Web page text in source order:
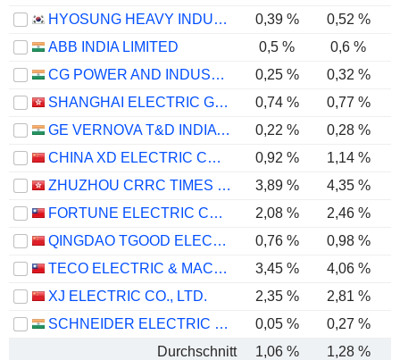
HYOSUNG HEAVY INDUSTRIES CORPORATION
0,39 % 0,52 %
ABB INDIA LIMITED
0,5 % 0,6 %
CG POWER AND INDUSTRIAL SOLUTIONS LIMITED
0,25 % 0,32 %
SHANGHAI ELECTRIC GROUP COMPANY LIMITED
0,74 %
0,77 %
GE VERNOVA T&D INDIA LIMITED
0,22 % 0,28 %
CHINA XD ELECTRIC CO., LTD
0,92 % 1,14 %
ZHUZHOU CRRC TIMES ELECTRIC CO., LTD.
3,89 %
4,35 %
FORTUNE ELECTRIC CO., LTD.
2,08 % 2,46 %
QINGDAO TGOOD ELECTRIC CO., LTD.
0,76 % 0,98 %
TECO ELECTRIC & MACHINERY CO., LTD.
3,45 %
4,06 %
XJ ELECTRIC CO., LTD.
2,35 % 2,81 %
SCHNEIDER ELECTRIC INFRASTRUCTURE LIMITED
0,05 %
0,27 %
Durchschnitt
1,06 % 1,28 %